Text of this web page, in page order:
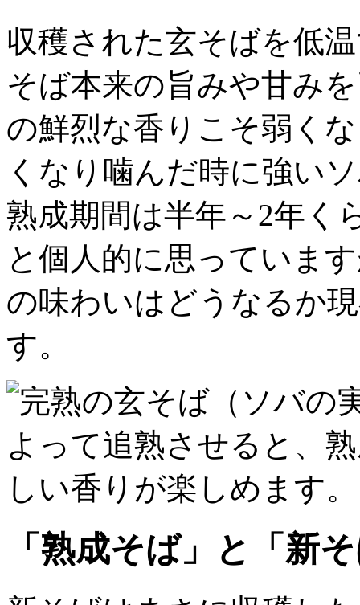
収穫された玄そばを低
そば本来の旨みや甘み
の鮮烈な香りこそ弱く
くなり噛んだ時に強い
熟成期間は半年～2年く
と個人的に思っていま
の味わいはどうなるか
す。
「熟成そば」と「新